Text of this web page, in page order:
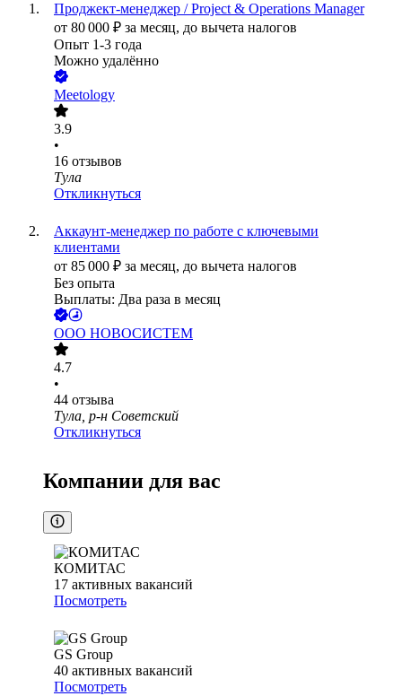
Проджект-менеджер / Project & Operations Manager
от 80 000 ₽ за месяц, до вычета налогов
Опыт 1-3 года
Можно удалённо
Meetology
3.9
•
16 отзывов
Тула
Откликнуться
Аккаунт-менеджер по работе с ключевыми
клиентами
от 85 000 ₽ за месяц, до вычета налогов
Без опыта
Выплаты: Два раза в месяц
ООО НОВОСИСТЕМ
4.7
•
44 отзыва
Тула, р-н Советский
Откликнуться
Компании для вас
КОМИТАС
17 активных вакансий
Посмотреть
GS Group
40 активных вакансий
Посмотреть